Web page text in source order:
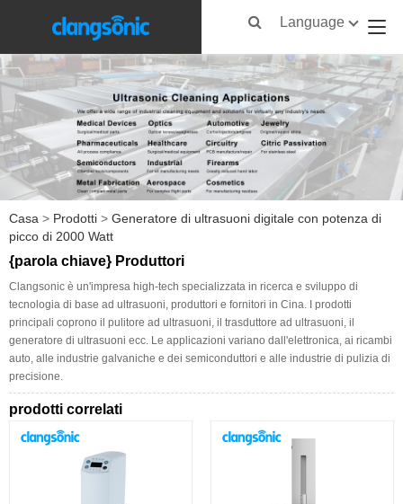
Language
Casa > Prodotti > Generatore di ultrasuoni digitale con potenza di
picco di 2000 Watt
{parola chiave} Produttori
Clangsonic è un'impresa high-tech specializzata in ricerca e sviluppo di
tecnologia di base ad ultrasuoni, produttori e fornitori in Cina. I prodotti
principali coprono il pulitore ad ultrasuoni, il trasduttore ad ultrasuoni, il
generatore di ultrasuoni ecc. Le applicazioni variano dall'elettronica, ai ricambi
auto, alle industrie galvaniche e dei semiconduttori e alle industrie di pulizia di
precisione.
prodotti correlati